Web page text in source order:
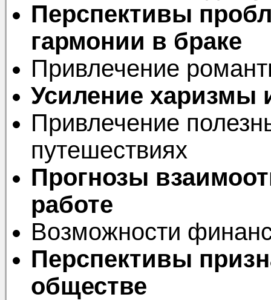
Перспективы
гармонии в браке
Привлечение
Усиление харизмы
Привлечение
путешествиях
Прогнозы
работе
Возможности
Перспективы
обществе